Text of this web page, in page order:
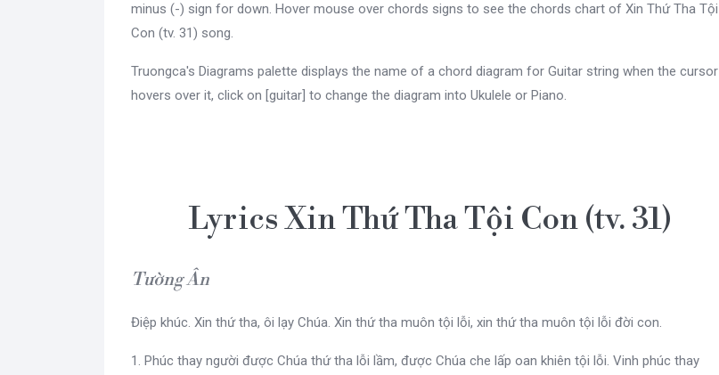
minus (-) sign for down. Hover mouse over chords signs to see the chords chart of Xin Thứ Tha Tội
Con (tv. 31) song.
Truongca's Diagrams palette displays the name of a chord diagram for Guitar string when the cursor
hovers over it, click on [guitar] to change the diagram into Ukulele or Piano.
Lyrics Xin Thứ Tha Tội Con (tv. 31)
Tường Ân
Điệp khúc. Xin thứ tha, ôi lạy Chúa. Xin thứ tha muôn tội lỗi, xin thứ tha muôn tội lỗi đời con.
1. Phúc thay người được Chúa thứ tha lỗi lầm, được Chúa che lấp oan khiên tội lỗi. Vinh phúc thay